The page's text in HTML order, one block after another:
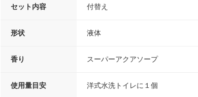
セット内容 付替え
形状 液体
香り スーパーアクアソープ
使用量目安 洋式水洗トイレに１個